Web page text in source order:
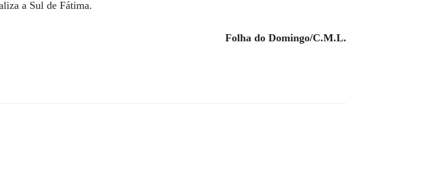
a Sul de Fátima.
Folha do Domingo/C.M.L.